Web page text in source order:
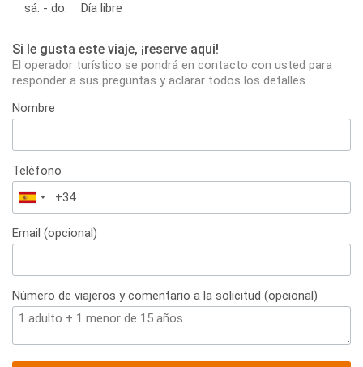
sá. - do.
Día libre
Si le gusta este viaje, ¡reserve aqui!
El operador turístico se pondrá en contacto con usted para
responder a sus preguntas y aclarar todos los detalles.
Nombre
Teléfono
España
+34
Email (opcional)
Número de viajeros y comentario a la solicitud (opcional)